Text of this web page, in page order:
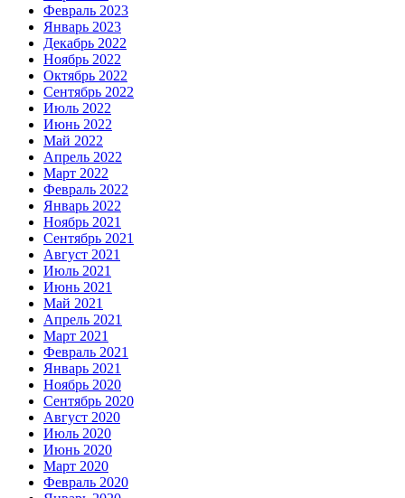
Февраль 2023
Январь 2023
Декабрь 2022
Ноябрь 2022
Октябрь 2022
Сентябрь 2022
Июль 2022
Июнь 2022
Май 2022
Апрель 2022
Март 2022
Февраль 2022
Январь 2022
Ноябрь 2021
Сентябрь 2021
Август 2021
Июль 2021
Июнь 2021
Май 2021
Апрель 2021
Март 2021
Февраль 2021
Январь 2021
Ноябрь 2020
Сентябрь 2020
Август 2020
Июль 2020
Июнь 2020
Март 2020
Февраль 2020